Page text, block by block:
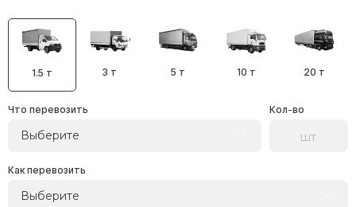
1.5 т 3 т 5 т 10 т 20 т
Что перевозить
Выберите
Кол-во
Как перевозить
Выберите